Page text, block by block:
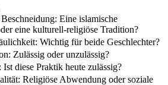
Eine islamische
eine kulturell-religiöse Tradition?
Wichtig für beide Geschlechter?
Zulässig oder unzulässig?
diese Praktik heute zulässig?
Religiöse Abwendung oder soziale